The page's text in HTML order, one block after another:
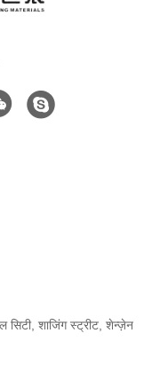
सिटी, शाजिंग स्ट्रीट, शेन्ज़ेन